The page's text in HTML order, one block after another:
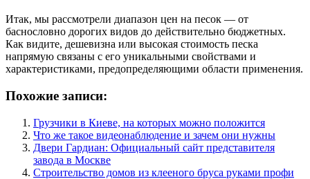
Итак, мы рассмотрели диапазон цен на песок — от
баснословно дорогих видов до действительно бюджетных.
Как видите, дешевизна или высокая стоимость песка
напрямую связаны с его уникальными свойствами и
характеристиками, предопределяющими области применения.
Похожие записи:
Грузчики в Киеве, на которых можно положится
Что же такое видеонаблюдение и зачем они нужны
Двери Гардиан: Официальный сайт представителя
завода в Москве
Строительство домов из клееного бруса руками профи